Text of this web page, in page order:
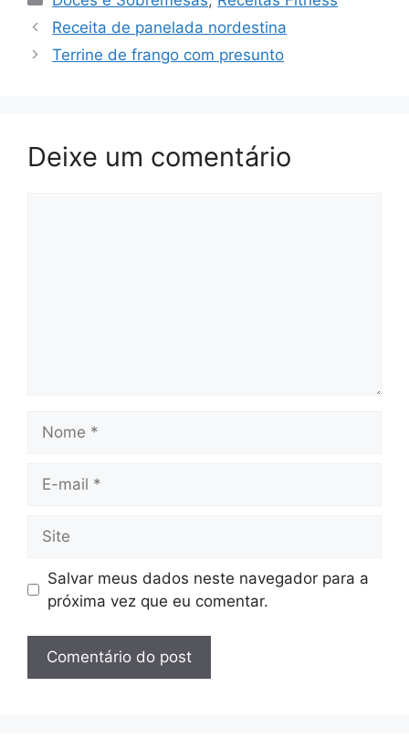
Receita de panelada nordestina
Terrine de frango com presunto
Deixe um comentário
mail
Salvar meus dados neste navegador para a
próxima vez que eu comentar.